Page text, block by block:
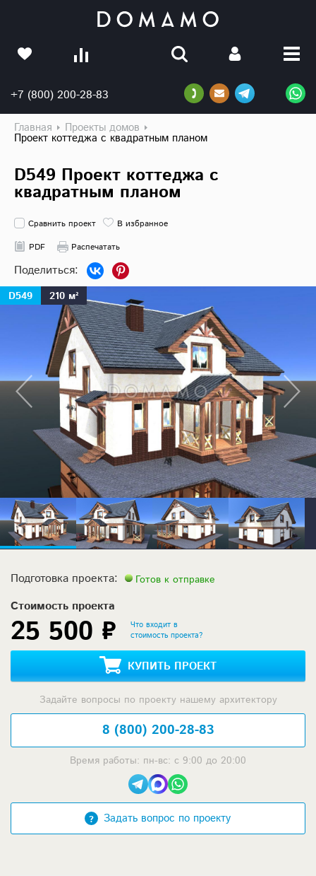
+7 (800) 200-28-83
Главная Проекты домов
Проект коттеджа с квадратным планом
D549 Проект коттеджа с
квадратным планом
Сравнить проект
В избранное
PDF
Распечатать
D549 210 м²
Подготовка проекта: Готов к отправке
Стоимость проекта
25 500 ₽
Что входит в
стоимость проекта?
КУПИТЬ ПРОЕКТ
Задайте вопросы по проекту нашему архитектору
8 (800) 200-28-83
Время работы: пн-вс: с 9:00 до 20:00
Задать вопрос по проекту